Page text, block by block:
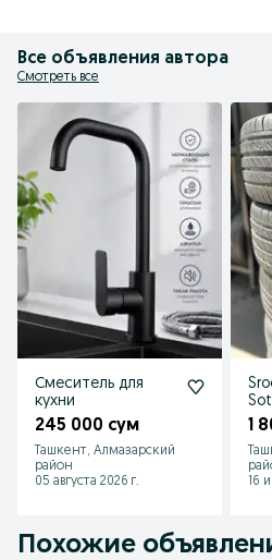
Все объявления автора
Смотреть все
Смеситель для
кухни
245 000 сум
Ташкент, Алмазарский
район
05 августа 2026 г.
1
16
Похожие